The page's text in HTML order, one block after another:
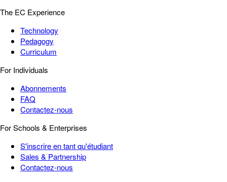
The EC Experience
Technology
Pedagogy
Curriculum
For Individuals
Abonnements
FAQ
Contactez-nous
For Schools & Enterprises
S'inscrire en tant qu'étudiant
Sales & Partnership
Contactez-nous